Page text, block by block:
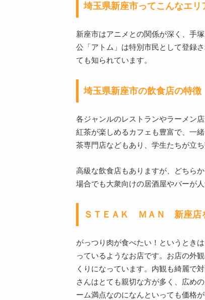
埼玉県新座市ってこんなエリ
新座市はアニメとの関係が深く、手
公「アトム」は特別市民として登録
ても知られています。
埼玉県新座市の飲食店の特徴
各ジャンルのレストランやラーメン
紅茶が楽しめるカフェも豊富で、一
茶専門店などもあり、学生たちが立
高級な飲食店もありますが、どちら
場合でも大衆向けの居酒屋やバーが人
ＳＴＥＡＫ ＭＡＮ 新座店
がっつり肉が食べたい！というとき
っているようなお店です。お店の外
くりになっています。内観も綺麗で
さんはとても親切な方が多く、広め
ーム満点なのになんといっても価格